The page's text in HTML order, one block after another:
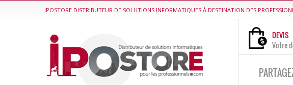
IPOSTORE DISTRIBUTEUR DE SOLUTIONS INFORMATIQUES À DESTINATION DES
DEVIS
Votre